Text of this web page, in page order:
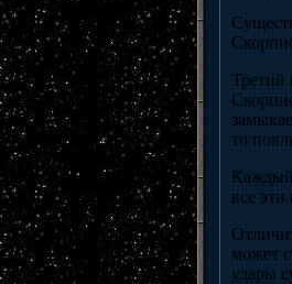
Третий
то
Каждый
все эти
может
удары